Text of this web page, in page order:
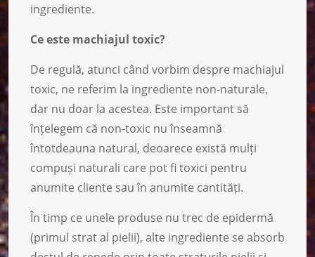
ingrediente.
Ce este machiajul toxic?
De regulă, atunci când vorbim despre machiajul
toxic, ne referim la ingrediente non-naturale,
dar nu doar la acestea. Este important să
înțelegem că non-toxic nu înseamnă
întotdeauna natural, deoarece există mulți
compuși naturali care pot fi toxici pentru
anumite cliente sau în anumite cantități.
În timp ce unele produse nu trec de epidermă
(primul strat al pielii), alte ingrediente se absorb